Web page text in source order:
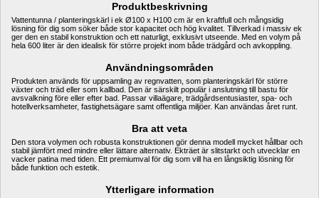
Produktbeskrivning
Vattentunna / planteringskärl i ek Ø100 x H100 cm är en kraftfull och mångsidig
lösning för dig som söker både stor kapacitet och hög kvalitet. Tillverkad i massiv ek
ger den en stabil konstruktion och ett naturligt, exklusivt utseende. Med en volym på
hela 600 liter är den idealisk för större projekt inom både trädgård och avkoppling.
Användningsområden
Produkten används för uppsamling av regnvatten, som planteringskärl för större
växter och träd eller som kallbad. Den är särskilt populär i anslutning till bastu för
avsvalkning före eller efter bad. Passar villaägare, trädgårdsentusiaster, spa- och
hotellverksamheter, fastighetsägare samt offentliga miljöer. Kan användas året runt.
Bra att veta
Den stora volymen och robusta konstruktionen gör denna modell mycket hållbar och
stabil jämfört med mindre eller lättare alternativ. Ekträet är slitstarkt och utvecklar en
vacker patina med tiden. Ett premiumval för dig som vill ha en långsiktig lösning för
både funktion och estetik.
Ytterligare information